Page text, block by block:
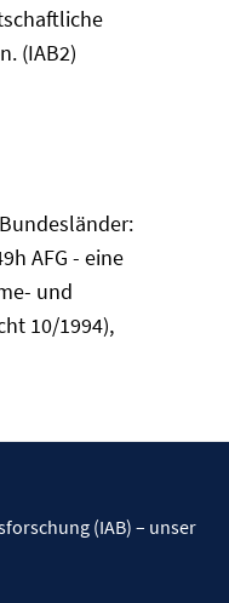
(IAB2)
AFG - eine
und
10/1994),
(IAB) – unser